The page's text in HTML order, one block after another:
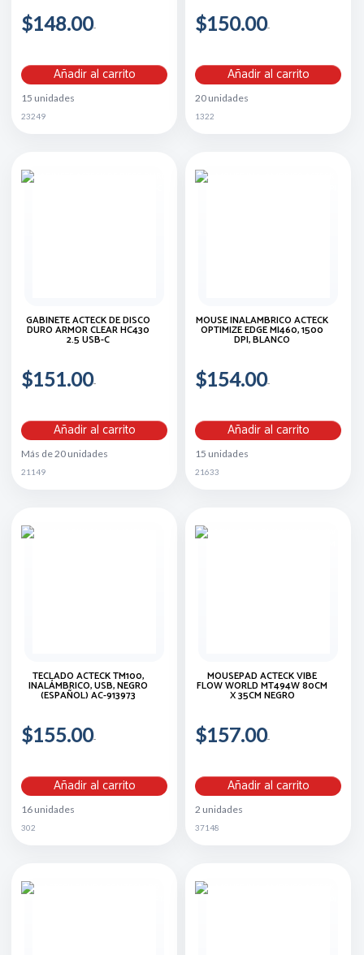
$148.00
Añadir al carrito
15 unidades
23249
$150.00
Añadir al carrito
20 unidades
1322
GABINETE ACTECK DE DISCO
DURO ARMOR CLEAR HC430
2.5 USB-C
$151.00
Añadir al carrito
Más de 20 unidades
21149
MOUSE INALAMBRICO ACTECK
OPTIMIZE EDGE MI460, 1500
DPI, BLANCO
$154.00
Añadir al carrito
15 unidades
21633
TECLADO ACTECK TM100,
INALÁMBRICO, USB, NEGRO
(ESPAÑOL) AC-913973
$155.00
Añadir al carrito
16 unidades
302
MOUSEPAD ACTECK VIBE
FLOW WORLD MT494W 80CM
X 35CM NEGRO
$157.00
Añadir al carrito
2 unidades
37148